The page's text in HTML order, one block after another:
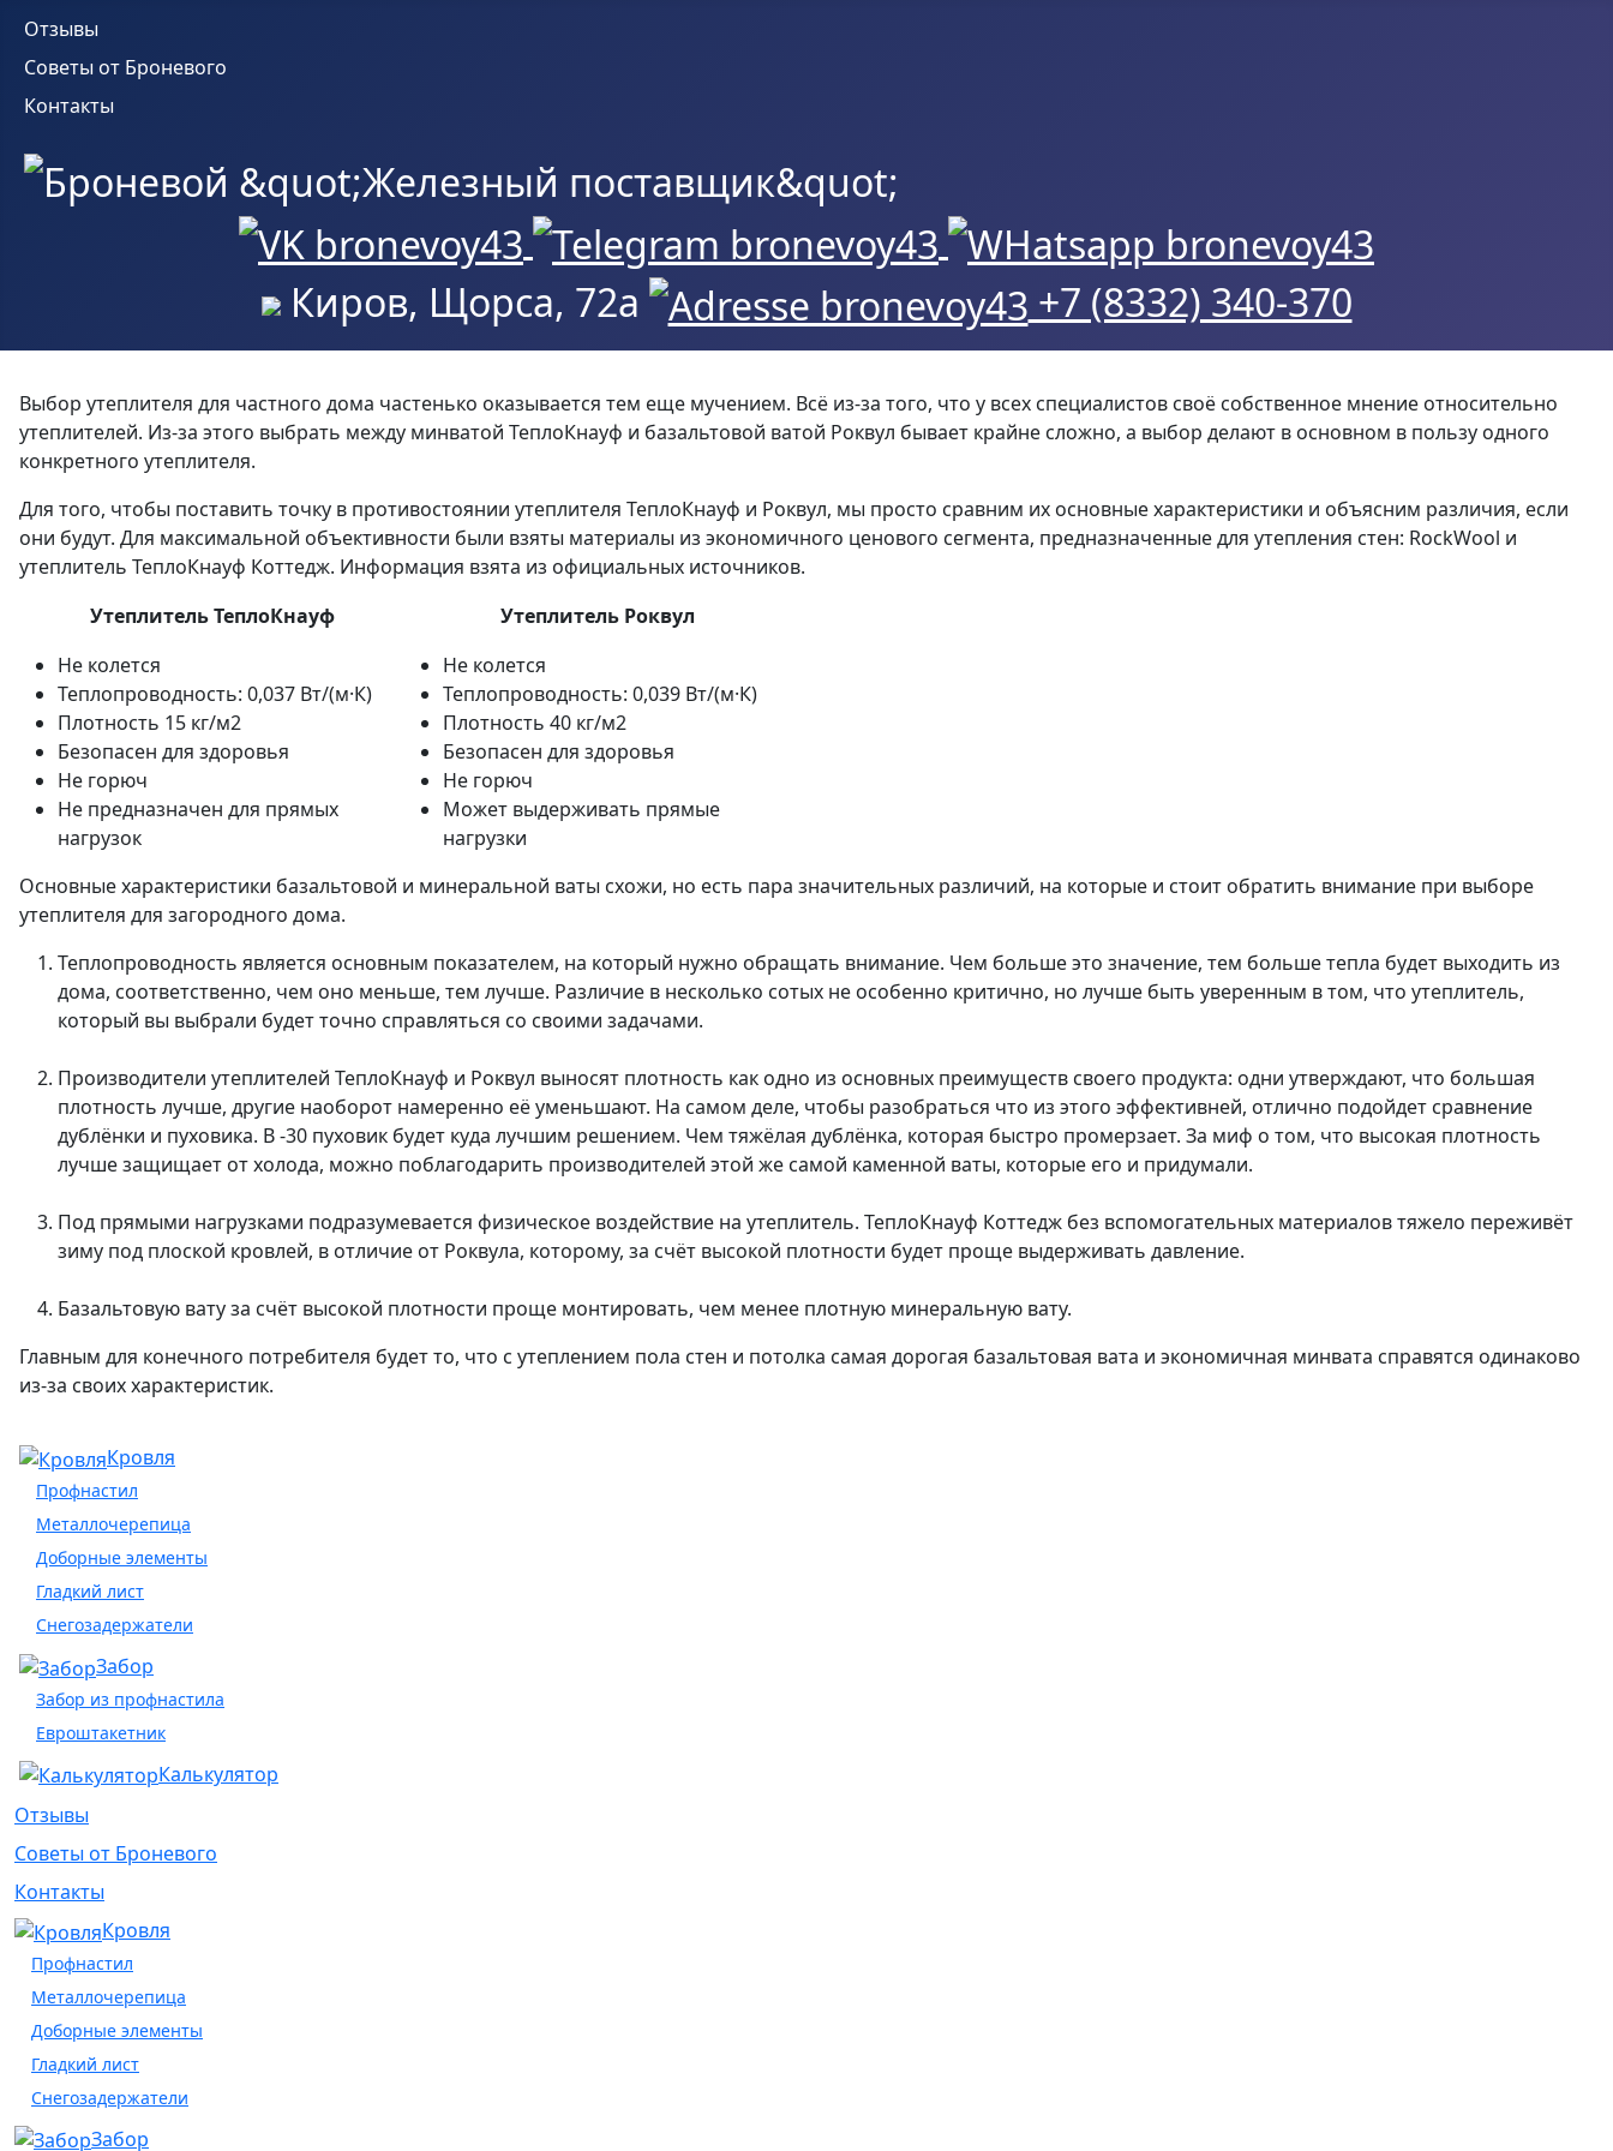
Отзывы
Советы от Броневого
Контакты
Киров, Щорса, 72а +7 (8332) 340-370
Кровля
Профнастил
Металлочерепица
Доборные элементы
Гладкий лист
Снегозадержатели
Забор
Забор из профнастила
Евроштакетник
Калькулятор
Выбор утеплителя для частного дома частенько оказывается тем еще мучением. Всё из-за того, что у всех специалистов своё собственное мнение относительно
утеплителей. Из-за этого выбрать между минватой ТеплоКнауф и базальтовой ватой Роквул бывает крайне сложно, а выбор делают в основном в пользу одного
конкретного утеплителя.
Для того, чтобы поставить точку в противостоянии утеплителя ТеплоКнауф и Роквул, мы просто сравним их основные характеристики и объясним различия, если
они будут. Для максимальной объективности были взяты материалы из экономичного ценового сегмента, предназначенные для утепления стен: RockWool и
утеплитель ТеплоКнауф Коттедж. Информация взята из официальных источников.
Утеплитель ТеплоКнауф
Утеплитель Роквул
Не колется
Теплопроводность: 0,037 Вт/(м·К)
Плотность 15 кг/м2
Безопасен для здоровья
Не горюч
Не предназначен для прямых
нагрузок
Не колется
Теплопроводность: 0,039 Вт/(м·К)
Плотность 40 кг/м2
Безопасен для здоровья
Не горюч
Может выдерживать прямые
нагрузки
Основные характеристики базальтовой и минеральной ваты схожи, но есть пара значительных различий, на которые и стоит обратить внимание при выборе
утеплителя для загородного дома.
Теплопроводность является основным показателем, на который нужно обращать внимание. Чем больше это значение, тем больше тепла будет выходить из
дома, соответственно, чем оно меньше, тем лучше. Различие в несколько сотых не особенно критично, но лучше быть уверенным в том, что утеплитель,
который вы выбрали будет точно справляться со своими задачами.
Производители утеплителей ТеплоКнауф и Роквул выносят плотность как одно из основных преимуществ своего продукта: одни утверждают, что большая
плотность лучше, другие наоборот намеренно её уменьшают. На самом деле, чтобы разобраться что из этого эффективней, отлично подойдет сравнение
дублёнки и пуховика. В -30 пуховик будет куда лучшим решением. Чем тяжёлая дублёнка, которая быстро промерзает. За миф о том, что высокая плотность
лучше защищает от холода, можно поблагодарить производителей этой же самой каменной ваты, которые его и придумали.
Под прямыми нагрузками подразумевается физическое воздействие на утеплитель. ТеплоКнауф Коттедж без вспомогательных материалов тяжело переживёт
зиму под плоской кровлей, в отличие от Роквула, которому, за счёт высокой плотности будет проще выдерживать давление.
Базальтовую вату за счёт высокой плотности проще монтировать, чем менее плотную минеральную вату.
Главным для конечного потребителя будет то, что с утеплением пола стен и потолка самая дорогая базальтовая вата и экономичная минвата справятся одинаково
из-за своих характеристик.
Отзывы
Советы от Броневого
Контакты
Кровля
Профнастил
Металлочерепица
Доборные элементы
Гладкий лист
Снегозадержатели
Забор